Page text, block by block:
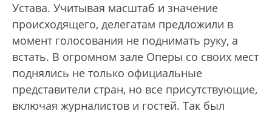
Устава. Учитывая масштаб и значение
происходящего, делегатам предложили в
момент голосования не поднимать руку, а
встать. В огромном зале Оперы со своих мест
поднялись не только официальные
представители стран, но все присутствующие,
включая журналистов и гостей. Так был